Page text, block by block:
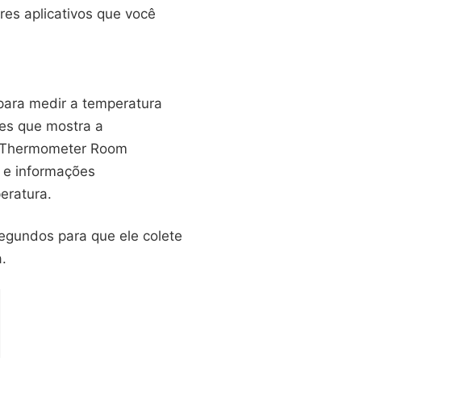
aplicativos que você
medir a temperatura
que mostra a
Room
informações
para que ele colete